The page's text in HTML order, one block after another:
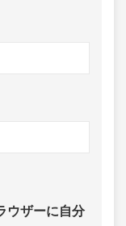
ウザーに自分